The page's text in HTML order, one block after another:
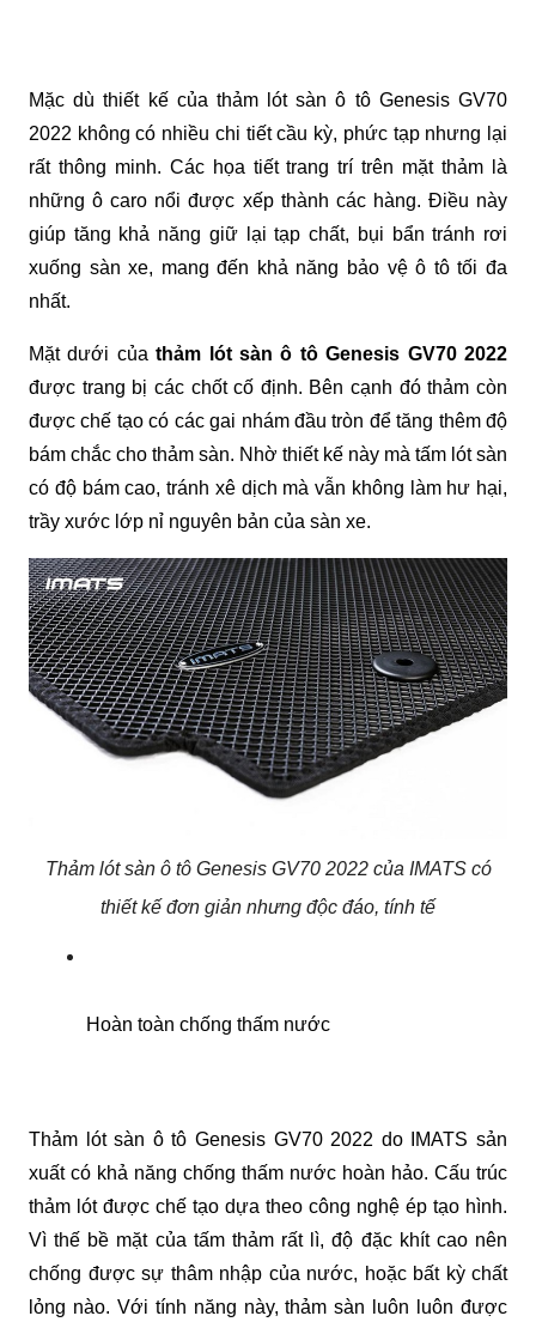
Mặc dù thiết kế của thảm lót sàn ô tô Genesis GV70
2022 không có nhiều chi tiết cầu kỳ, phức tạp nhưng lại
rất thông minh. Các họa tiết trang trí trên mặt thảm là
những ô caro nổi được xếp thành các hàng. Điều này
giúp tăng khả năng giữ lại tạp chất, bụi bẩn tránh rơi
xuống sàn xe, mang đến khả năng bảo vệ ô tô tối đa
nhất.
Mặt dưới của thảm lót sàn ô tô Genesis GV70 2022
được trang bị các chốt cố định. Bên cạnh đó thảm còn
được chế tạo có các gai nhám đầu tròn để tăng thêm độ
bám chắc cho thảm sàn. Nhờ thiết kế này mà tấm lót sàn
có độ bám cao, tránh xê dịch mà vẫn không làm hư hại,
trầy xước lớp nỉ nguyên bản của sàn xe.
Thảm lót sàn ô tô Genesis GV70 2022 của IMATS có
thiết kế đơn giản nhưng độc đáo, tính tế
Hoàn toàn chống thấm nước
Thảm lót sàn ô tô Genesis GV70 2022 do
IMATS sản
xuất có khả năng chống thấm nước hoàn hảo. Cấu trúc
thảm lót được chế tạo dựa theo công nghệ ép tạo hình.
Vì thế bề mặt của tấm thảm rất lì, độ đặc khít cao nên
chống được sự thâm nhập của nước, hoặc bất kỳ chất
lỏng nào. Với tính năng này, thảm sàn luôn luôn được